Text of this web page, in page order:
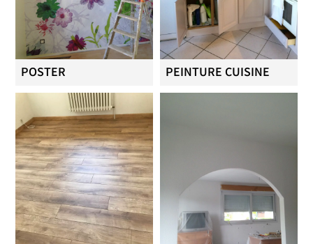
POSTER PEINTURE CUISINE